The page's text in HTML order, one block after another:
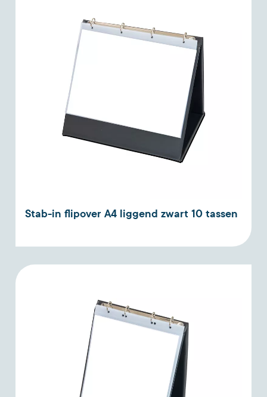
Stab-in flipover A4 liggend zwart 10 tassen